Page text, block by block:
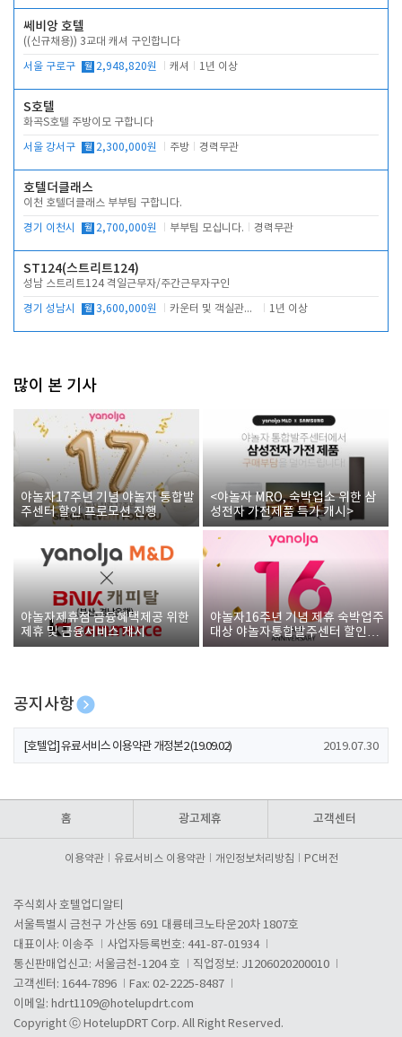
쎄비앙 호텔
((신규채용)) 3교대 캐셔 구인합니다
서울 구로구 월 2,948,820원 캐셔 1년 이상
S호텔
화곡S호텔 주방이모 구합니다
서울 강서구 월 2,300,000원 주방 경력무관
호텔더클래스
이천 호텔더클래스 부부팀 구합니다.
경기 이천시 월 2,700,000원 부부팀 모십니다. 경력무관
ST124(스트리트124)
성남 스트리트124 격일근무자/주간근무자구인
경기 성남시 월 3,600,000원 카운터 및 객실관리 전반 1년 이상
많이 본 기사
야놀자17주년 기념 야놀자 통합발
주센터 할인 프로모션 진행
<야놀자 MRO, 숙박업소 위한 삼
성전자 가전제품 특가 개시>
야놀자제휴점 금융혜택제공 위한
제휴 및 금융서비스 게시
야놀자16주년 기념 제휴 숙박업주
대상 야놀자통합발주센터 할인쿠
폰 증정
공지사항
[호텔업] 개인정보 처리방침 개정본1 (19.09.02)
[호텔업] 유료서비스 이용약관 개정본2 (19.09.02) 2019.07.30
홈 광고제휴 고객센터
이용약관 유료서비스 이용약관 개인정보처리방침 PC버전
주식회사 호텔업디알티
서울특별시 금천구 가산동 691 대륭테크노타운20차 1807호
대표이사: 이송주
사업자등록번호: 441-87-01934
통신판매업신고: 서울금천-1204 호
직업정보: J1206020200010
고객센터: 1644-7896
Fax: 02-2225-8487
이메일: hdrt1109@hotelupdrt.com
Copyright ⓒ HotelupDRT Corp. All Right Reserved.